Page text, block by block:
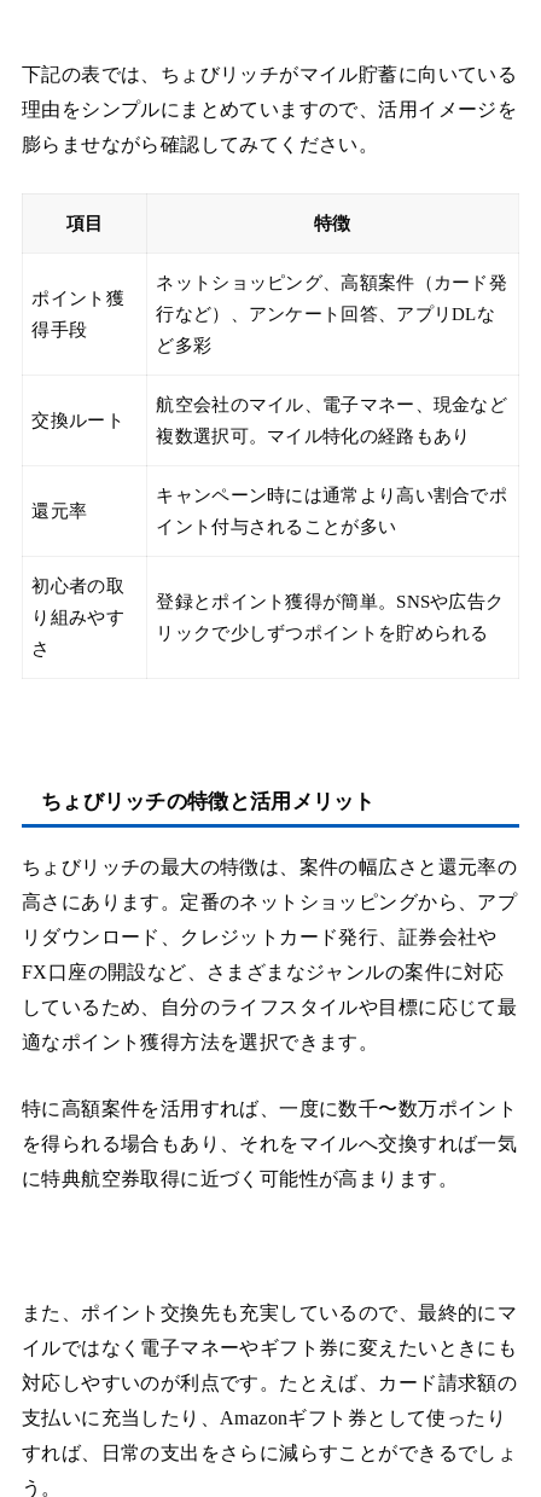
下記の表では、ちょびリッチがマイル貯蓄に向いている
理由をシンプルにまとめていますので、活用イメージを
膨らませながら確認してみてください。
項目 特徴
ポイント獲
得手段
ネットショッピング、高額案件（カード発
行など）、アンケート回答、アプリDLな
ど多彩
交換ルート
航空会社のマイル、電子マネー、現金など
複数選択可。マイル特化の経路もあり
還元率
キャンペーン時には通常より高い割合でポ
イント付与されることが多い
初心者の取
り組みやす
さ
登録とポイント獲得が簡単。SNSや広告ク
リックで少しずつポイントを貯められる
ちょびリッチの特徴と活用メリット
ちょびリッチの最大の特徴は、案件の幅広さと還元率の
高さにあります。定番のネットショッピングから、アプ
リダウンロード、クレジットカード発行、証券会社や
FX口座の開設など、さまざまなジャンルの案件に対応
しているため、自分のライフスタイルや目標に応じて最
適なポイント獲得方法を選択できます。
特に高額案件を活用すれば、一度に数千〜数万ポイント
を得られる場合もあり、それをマイルへ交換すれば一気
に特典航空券取得に近づく可能性が高まります。
また、ポイント交換先も充実しているので、最終的にマ
イルではなく電子マネーやギフト券に変えたいときにも
対応しやすいのが利点です。たとえば、カード請求額の
支払いに充当したり、Amazonギフト券として使ったり
すれば、日常の支出をさらに減らすことができるでしょ
う。